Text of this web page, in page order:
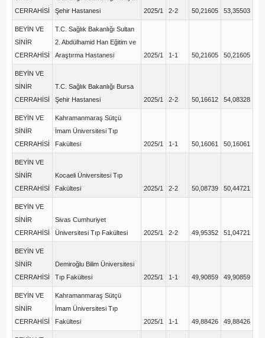
CERRAHİSİ
Şehir Hastanesi
2025/1 2-2 50,21605 53,35503
BEYİN VE
SİNİR
CERRAHİSİ
T.C. Sağlık Bakanlığı Sultan
2. Abdülhamid Han Eğitim ve
Araştırma Hastanesi
2025/1 1-1 50,21605 50,21605
BEYİN VE
SİNİR
CERRAHİSİ
T.C. Sağlık Bakanlığı Bursa
Şehir Hastanesi
2025/1 2-2 50,16612 54,08328
BEYİN VE
SİNİR
CERRAHİSİ
Kahramanmaraş Sütçü
İmam Üniversitesi Tıp
Fakültesi
2025/1 1-1 50,16061 50,16061
BEYİN VE
SİNİR
CERRAHİSİ
Kocaeli Üniversitesi Tıp
Fakültesi
2025/1 2-2 50,08739 50,44721
BEYİN VE
SİNİR
CERRAHİSİ
Sivas Cumhuriyet
Üniversitesi Tıp Fakültesi
2025/1 2-2 49,95352 51,04721
BEYİN VE
SİNİR
CERRAHİSİ
Demiroğlu Bilim Üniversitesi
Tıp Fakültesi
2025/1 1-1 49,90859 49,90859
BEYİN VE
SİNİR
CERRAHİSİ
Kahramanmaraş Sütçü
İmam Üniversitesi Tıp
Fakültesi
2025/1 1-1 49,88426 49,88426